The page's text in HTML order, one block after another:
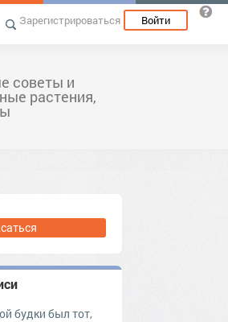
Зарегистрироваться Войти
советы и
растения,
будки был тот,